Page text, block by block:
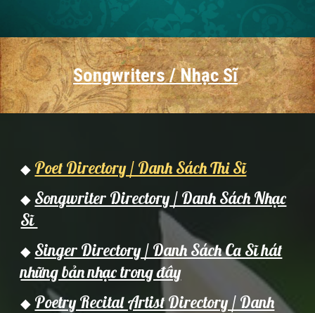
Songwriters / Nhạc Sĩ
◆ Poet Directory / Danh Sách Thi Sĩ
◆ Songwriter Directory / Danh Sách Nhạc
Sĩ
◆ Singer Directory / Danh Sách Ca Sĩ hát
những bản nhạc trong đây
◆ Poetry Recital Artist Directory / Danh